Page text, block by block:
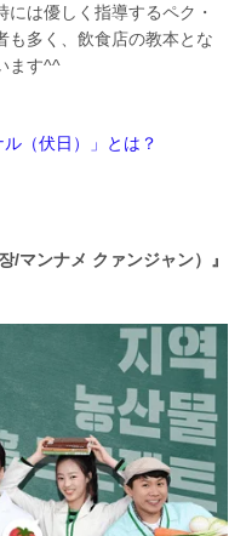
は優しく指導するペク・
も多く、飲食店の教本とな
ます^^
（伏日）」とは？
/マンナメ クァンジャン）』